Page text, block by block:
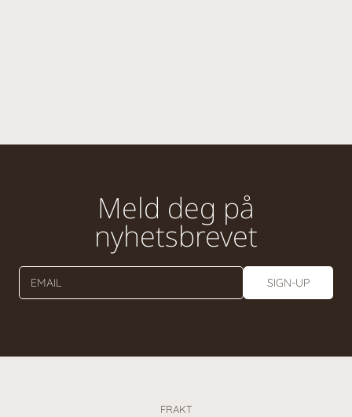
Meld deg på
nyhetsbrevet
EMAIL SIGN-UP
FRAKT